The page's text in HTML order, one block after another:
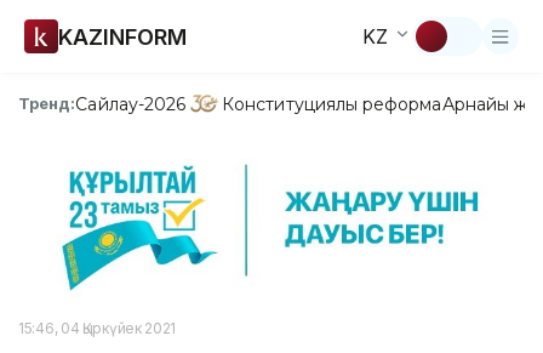
KAZINFORM KZ
Тренд:Сайлау-2026 Конституциялық реформаАрнайы
15:46, 04 Қыркүйек 2021